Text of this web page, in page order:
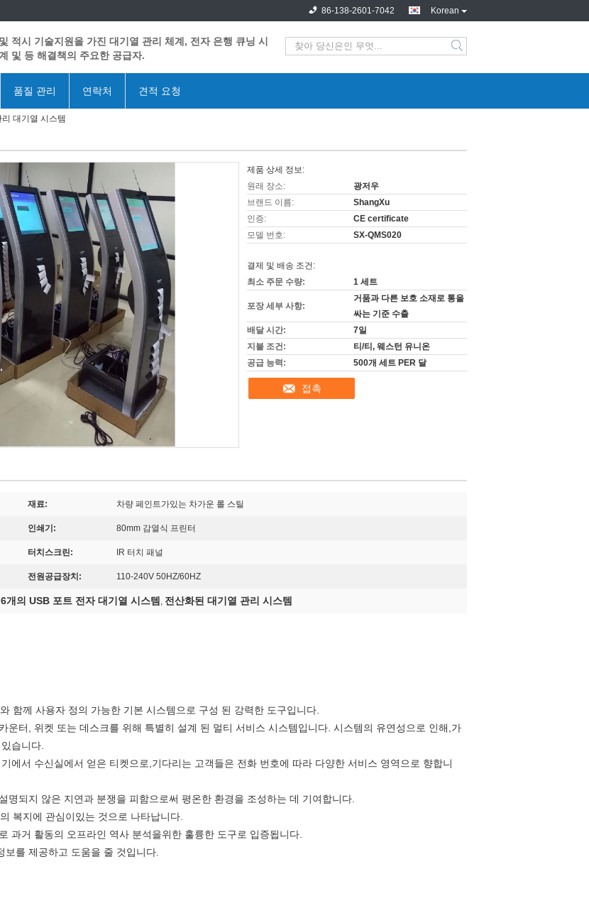
Korean
86-138-2601-7042
적시 기술지원을 가진 대기열 관리 체계, 전자 은행 큐닝 시
및 등 해결책의 주요한 공급자.
품질 관리 연락처 견적 요청
대기열 시스템
제품 상세 정보:
원래 장소:
광저우
브랜드 이름:
ShangXu
인증:
CE certificate
모델 번호:
SX-QMS020
결제 및 배송 조건:
최소 주문 수량:
1 세트
포장 세부 사항:
거품과 다른 보호 소재로 통을
싸는 기준 수출
배달 시간:
7일
지불 조건:
티/티, 웨스턴 유니온
공급 능력:
500개 세트 PER 달
접촉
재료: 차량 페인트가있는 차가운 롤 스틸
인쇄기: 80mm 감열식 프린터
터치스크린: IR 터치 패널
전원공급장치: 110-240V 50HZ/60HZ
6개의 USB 포트 전자 대기열 시스템 , 전산화된 대기열 관리 시스템
함께 사용자 정의 가능한 기본 시스템으로 구성 된 강력한 도구입니다.
운터, 위켓 또는 데스크를 위해 특별히 설계 된 멀티 서비스 시스템입니다. 시스템의 유연성으로 인해,가
습니다.
에서 수신실에서 얻은 티켓으로,기다리는 고객들은 전화 번호에 따라 다양한 서비스 영역으로 향합니
되지 않은 지연과 분쟁을 피함으로써 평온한 환경을 조성하는 데 기여합니다.
복지에 관심이있는 것으로 나타납니다.
과거 활동의 오프라인 역사 분석을위한 훌륭한 도구로 입증됩니다.
를 제공하고 도움을 줄 것입니다.